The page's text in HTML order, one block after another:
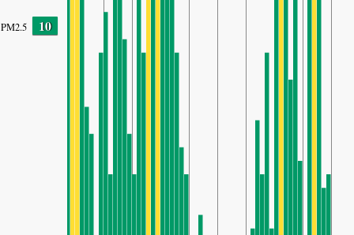
PM2.5 10